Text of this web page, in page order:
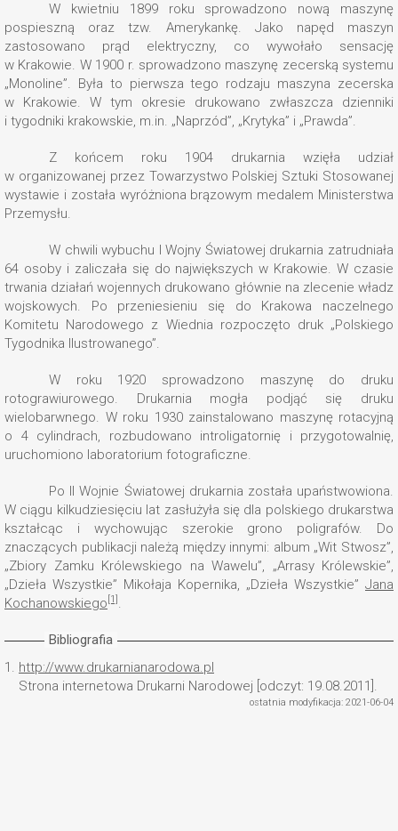
W kwietniu 1899 roku sprowadzono nową maszynę
pospieszną oraz tzw. Amerykankę. Jako napęd maszyn
zastosowano prąd elektryczny, co wywołało sensację
w Krakowie. W 1900 r. sprowadzono maszynę zecerską systemu
„Monoline”. Była to pierwsza tego rodzaju maszyna zecerska
w Krakowie. W tym okresie drukowano zwłaszcza dzienniki
i tygodniki krakowskie, m.in. „Naprzód”, „Krytyka” i „Prawda”.
Z końcem roku 1904 drukarnia wzięła udział
w organizowanej przez Towarzystwo Polskiej Sztuki Stosowanej
wystawie i została wyróżniona brązowym medalem Ministerstwa
Przemysłu.
W chwili wybuchu I Wojny Światowej drukarnia zatrudniała
64 osoby i zaliczała się do największych w Krakowie. W czasie
trwania działań wojennych drukowano głównie na zlecenie władz
wojskowych. Po przeniesieniu się do Krakowa naczelnego
Komitetu Narodowego z Wiednia rozpoczęto druk „Polskiego
Tygodnika Ilustrowanego”.
W roku 1920 sprowadzono maszynę do druku
rotograwiurowego. Drukarnia mogła podjąć się druku
wielobarwnego. W roku 1930 zainstalowano maszynę rotacyjną
o 4 cylindrach, rozbudowano introligatornię i przygotowalnię,
uruchomiono laboratorium fotograficzne.
Po II Wojnie Światowej drukarnia została upaństwowiona.
W ciągu kilkudziesięciu lat zasłużyła się dla polskiego drukarstwa
kształcąc i wychowując szerokie grono poligrafów. Do
znaczących publikacji należą między innymi: album „Wit Stwosz”,
„Zbiory Zamku Królewskiego na Wawelu”, „Arrasy Królewskie”,
„Dzieła Wszystkie” Mikołaja Kopernika, „Dzieła Wszystkie” Jana
Kochanowskiego [1] .
Bibliografia
1. http://www.drukarnianarodowa.pl
Strona internetowa Drukarni Narodowej [odczyt: 19.08.2011].
ostatnia modyfikacja: 2021-06-04